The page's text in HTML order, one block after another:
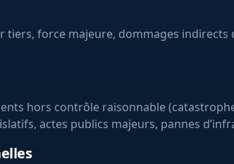
tiers, force majeure, dommages indirects
hors contrôle raisonnable
actes publics majeurs, pannes